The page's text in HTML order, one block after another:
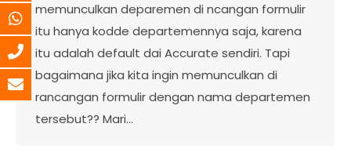
memunculkan deparemen di ncangan formulir
itu hanya kodde departemennya saja, karena
itu adalah default dai Accurate sendiri. Tapi
bagaimana jika kita ingin memunculkan di
rancangan formulir dengan nama departemen
tersebut?? Mari…